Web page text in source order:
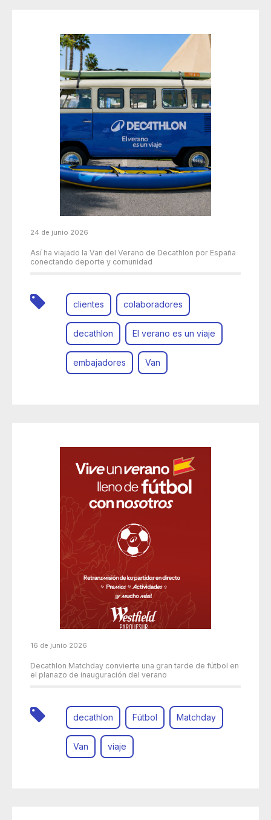
24 de junio 2026
Así ha viajado la Van del Verano de Decathlon por España
conectando deporte y comunidad
clientes colaboradores
decathlon El verano es un viaje
embajadores Van
16 de junio 2026
Decathlon Matchday convierte una gran tarde de fútbol en
el planazo de inauguración del verano
decathlon Fútbol Matchday
Van viaje